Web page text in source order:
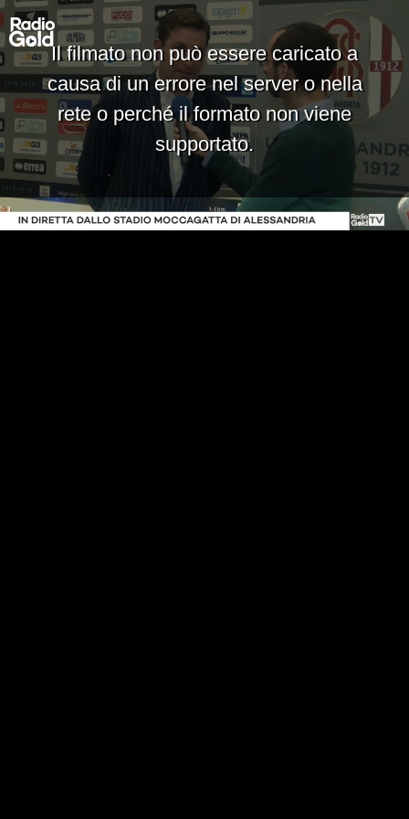
Il filmato non può essere caricato a
causa di un errore nel server o nella
rete o perché il formato non viene
supportato.